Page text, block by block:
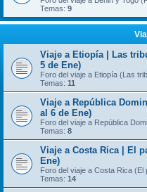
Temas: 9
Viaje a Etiopía | Las
5 de Ene)
Foro del viaje a Etiopía (Las
Temas: 11
Viaje a República
al 6 de Ene)
Foro del viaje a República
Temas: 8
Viaje a Costa Rica | El
Ene)
Foro del viaje a Costa Rica
Temas: 14